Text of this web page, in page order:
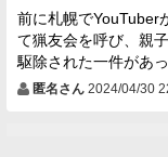
前に札幌でYouTuber
て猟友会を呼び、親
駆除された一件があっ
匿名さん 2024/04/30